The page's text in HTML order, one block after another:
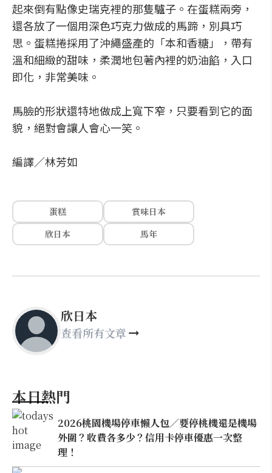
起來倒有點像史瑞克裡的那隻驢子。在蛋糕兩旁，
還各放了一個用深色巧克力做成的馬蹄，別具巧
思。蛋糕捲採用了沖繩盛產的「本和香糖」，帶有
溫和細緻的甜味，柔潤地包著內裡的奶油餡，入口
即化，非常美味。
馬臉的形狀還特地做成上寬下窄，只要看到它的面
貌，絕對會讓人會心一笑。
編譯／林芳如
蛋糕
賞味日本
欣日本
馬年
欣日本
查看所有文章
本日熱門
2026桃園機場停車懶人包／要停桃機還是機場
外圍？收費各多少？信用卡停車優惠一次整
理！